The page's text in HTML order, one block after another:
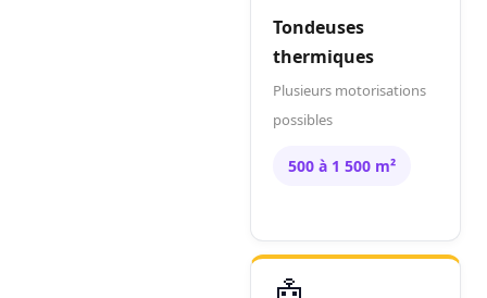
Tondeuses
thermiques
Plusieurs motorisations
possibles
500 à 1 500 m²